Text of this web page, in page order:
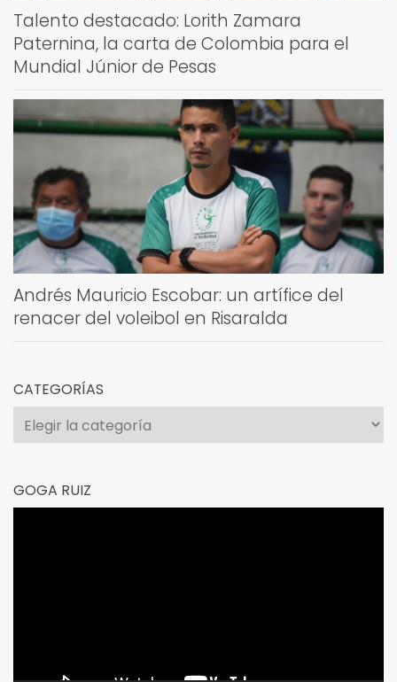
Talento destacado: Lorith Zamara
Paternina, la carta de Colombia para el
Mundial Júnior de Pesas
Andrés Mauricio Escobar: un artífice del
renacer del voleibol en Risaralda
CATEGORÍAS
Categorías
GOGA RUIZ